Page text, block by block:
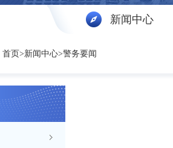
新闻中心
首页>新闻中心>警务要闻